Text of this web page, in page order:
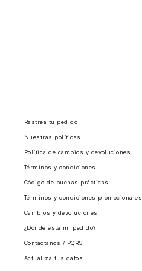
Rastrea tu pedido
Nuestras políticas
Política de cambios y devoluciones
Términos y condiciones
Código de buenas prácticas
Términos y condiciones promocionales
Cambios y devoluciones
¿Dónde esta mi pedido?
Contáctanos / PQRS
Actualiza tus datos